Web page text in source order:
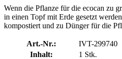
Wenn die Pflanze für die ecocan zu
in einen Topf mit Erde gesetzt
kompostiert und zu Dünger für die
Art.-Nr.:
IVT-299740
Inhalt:
1 Stk.